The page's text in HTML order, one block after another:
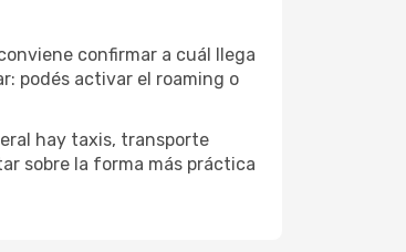
confirmar a cuál llega
podés activar el roaming o
hay taxis, transporte
sobre la forma más práctica